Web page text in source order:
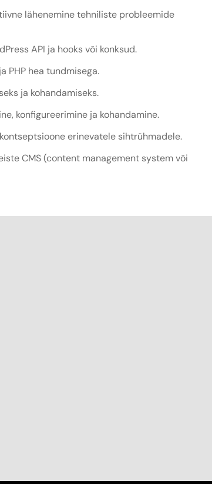
lähenemine tehniliste probleemide
API ja hooks või konksud.
PHP hea tundmisega.
ja kohandamiseks.
konfigureerimine ja kohandamine.
erinevatele sihtrühmadele.
CMS (content management system või